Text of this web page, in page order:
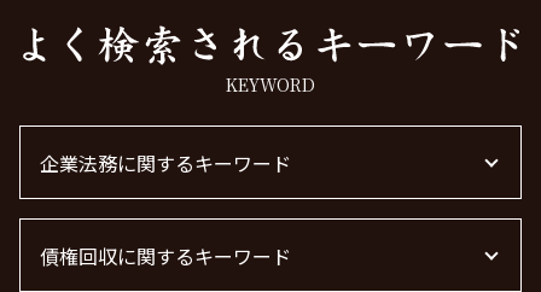
KEYWORD
企業法務に関するキーワード
m&a 弁護士
債権回収に関するキーワード